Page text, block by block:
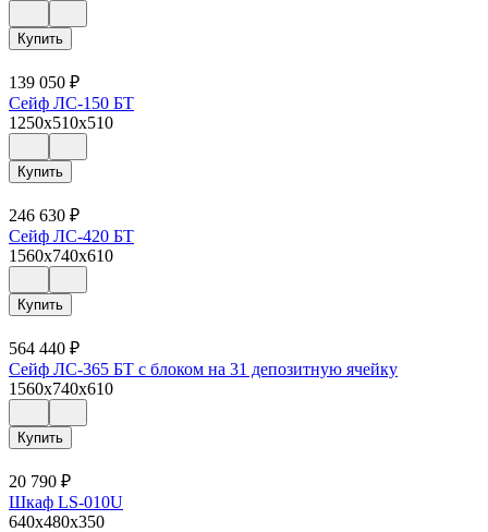
Купить
139 050 ₽
Сейф ЛС-150 БТ
1250x510x510
Купить
246 630 ₽
Сейф ЛС-420 БТ
1560x740x610
Купить
564 440 ₽
Сейф ЛС-365 БТ с блоком на 31 депозитную ячейку
1560x740x610
Купить
20 790 ₽
Шкаф LS-010U
640x480x350